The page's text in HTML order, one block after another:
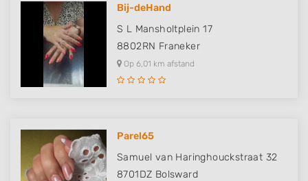
Bij-deHand
S L Mansholtplein 17
8802RN Franeker
Op 6,01 km afstand
Parel65
Samuel van Haringhouckstraat 32
8701DZ Bolsward